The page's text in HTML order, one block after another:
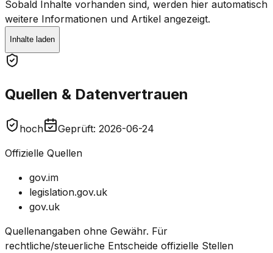
Sobald Inhalte vorhanden sind, werden hier automatisch
weitere Informationen und Artikel angezeigt.
Inhalte laden
Quellen & Datenvertrauen
hoch Geprüft: 2026-06-24
Offizielle Quellen
gov.im
legislation.gov.uk
gov.uk
Quellenangaben ohne Gewähr. Für
rechtliche/steuerliche Entscheide offizielle Stellen